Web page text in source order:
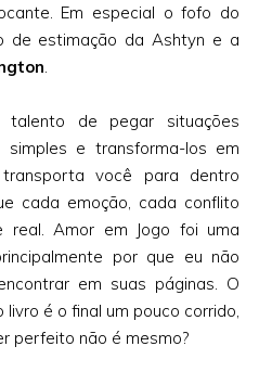
Em especial o fofo do
de estimação da Ashtyn e a
.
talento de pegar situações
e transforma-los em
você para dentro
cada emoção, cada conflito
Amor em Jogo foi uma
por que eu não
em suas páginas. O
livro é o final um pouco corrido,
perfeito não é mesmo?